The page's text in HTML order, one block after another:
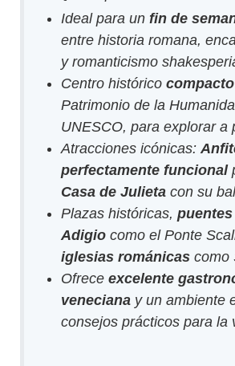
Ideal para un fin de
entre historia romana,
y romanticismo
Centro histórico
Patrimonio de la
UNESCO, para explorar a
Atracciones icónicas:
perfectamente funcional
Casa de Julieta con su
Plazas históricas,
Adigio como el Ponte
iglesias románicas como
Ofreceexcelente
veneciana y un ambiente
consejos prácticos para la